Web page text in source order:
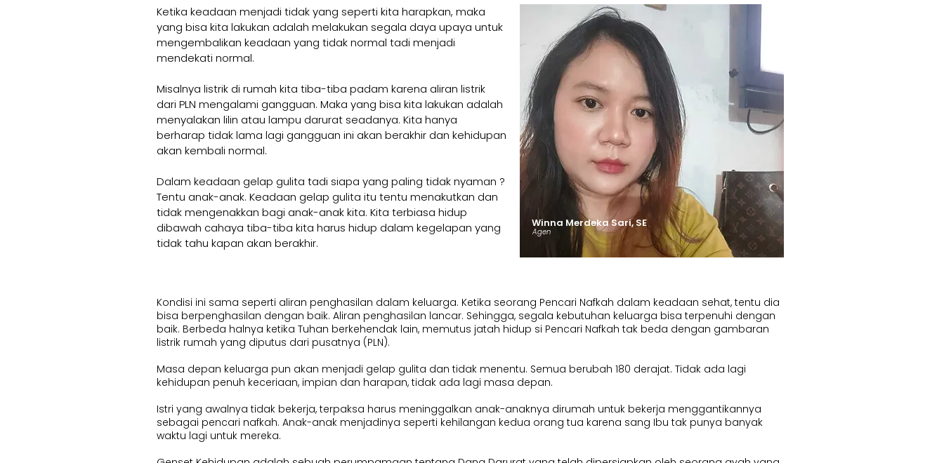
Ketika keadaan menjadi tidak yang seperti kita harapkan, maka
yang bisa kita lakukan adalah melakukan segala daya upaya untuk
mengembalikan keadaan yang tidak normal tadi menjadi
mendekati normal.
Misalnya listrik di rumah kita tiba-tiba padam karena aliran listrik
dari PLN mengalami gangguan. Maka yang bisa kita lakukan adalah
menyalakan lilin atau lampu darurat seadanya. Kita hanya
berharap tidak lama lagi gangguan ini akan berakhir dan kehidupan
akan kembali normal.
Dalam keadaan gelap gulita tadi siapa yang paling tidak nyaman ?
Tentu anak-anak. Keadaan gelap gulita itu tentu menakutkan dan
tidak mengenakkan bagi anak-anak kita. Kita terbiasa hidup
dibawah cahaya tiba-tiba kita harus hidup dalam kegelapan yang
tidak tahu kapan akan berakhir.
Winna Merdeka Sari, SE
Agen
Kondisi ini sama seperti aliran penghasilan dalam keluarga. Ketika seorang Pencari Nafkah dalam keadaan sehat, tentu dia
bisa berpenghasilan dengan baik. Aliran penghasilan lancar. Sehingga, segala kebutuhan keluarga bisa terpenuhi dengan
baik. Berbeda halnya ketika Tuhan berkehendak lain, memutus jatah hidup si Pencari Nafkah tak beda dengan gambaran
listrik rumah yang diputus dari pusatnya (PLN).
Masa depan keluarga pun akan menjadi gelap gulita dan tidak menentu. Semua berubah 180 derajat. Tidak ada lagi
kehidupan penuh keceriaan, impian dan harapan, tidak ada lagi masa depan.
Istri yang awalnya tidak bekerja, terpaksa harus meninggalkan anak-anaknya dirumah untuk bekerja menggantikannya
sebagai pencari nafkah. Anak-anak menjadinya seperti kehilangan kedua orang tua karena sang Ibu tak punya banyak
waktu lagi untuk mereka.